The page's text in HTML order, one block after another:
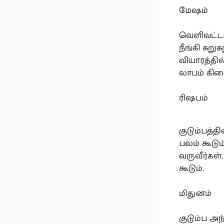
மேஷம்
நீங்கி
லாபம்
ரிஷபம்
பலம்
கூடும்.
மிதுனம்
குடும்ப